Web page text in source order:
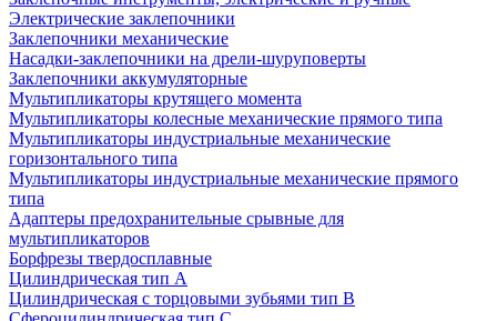
Электрические заклепочники
Заклепочники механические
Насадки-заклепочники на дрели-шуруповерты
Заклепочники аккумуляторные
Мультипликаторы крутящего момента
Мультипликаторы колесные механические прямого типа
Мультипликаторы индустриальные механические
горизонтального типа
Мультипликаторы индустриальные механические прямого
типа
Адаптеры предохранительные срывные для
мультипликаторов
Борфрезы твердосплавные
Цилиндрическая тип A
Цилиндрическая с торцовыми зубьями тип B